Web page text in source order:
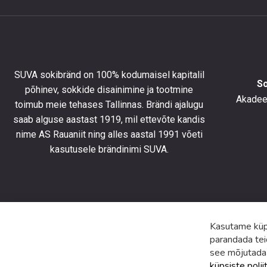
saada
olla
kursis
SUVA sokibränd on 100% kodumaisel kapitalil
põhinev, sokkide disainimine ja tootmine
toimub meie tehases Tallinnas. Brändi ajalugu
saab alguse aastast 1919, mil ettevõte kandis
nime AS Rauaniit ning alles aastal 1991 võeti
kasutusele brändinimi SUVA.
Kasutame
parandada
see